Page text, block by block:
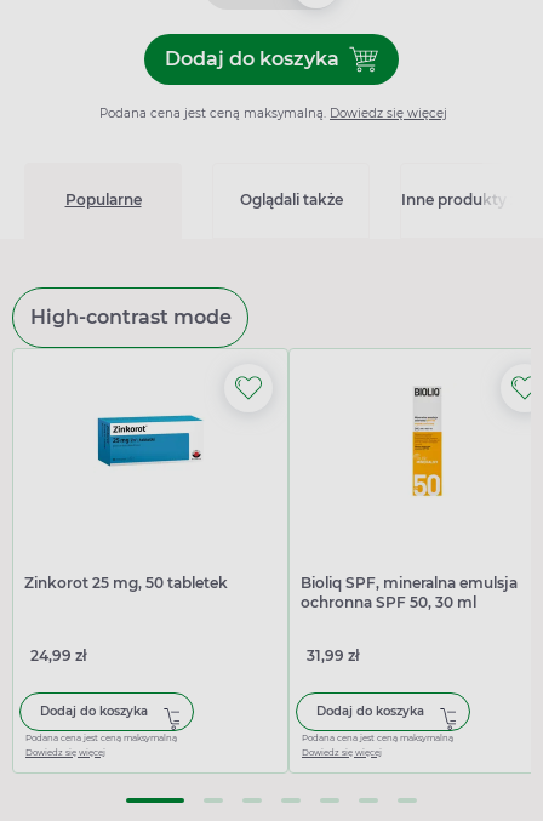
Dodaj do koszykaDodaj do koszyka Zincas
Podana cena jest ceną maksymalną. Dowiedz się więcej
Popularne Oglądali także Inne produkty z
High-contrast mode
Zinkorot 25 mg, 50 tabletek
24,99 zł
Dodaj do koszyka
Podana cena jest ceną maksymalną
Dowiedz się więcej
Bioliq SPF, mineralna emulsja
ochronna SPF 50, 30 ml
31,99 zł
Dodaj do koszyka
Podana cena jest ceną maksymalną
Dowiedz się więcej